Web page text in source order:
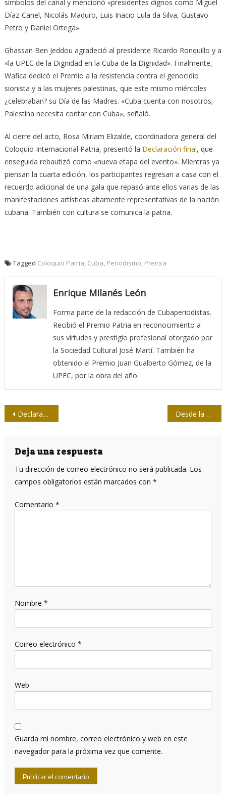
símbolos del canal y mencionó «presidentes dignos como Miguel
Díaz-Canel, Nicolás Maduro, Luis Inacio Lula da Silva, Gustavo
Petro y Daniel Ortega».
Ghassan Ben Jeddou agradeció al presidente Ricardo Ronquillo y a
«la UPEC de la Dignidad en la Cuba de la Dignidad». Finalmente,
Wafica dedicó el Premio a la resistencia contra el genocidio
sionista y a las mujeres palestinas, que este mismo miércoles
¿celebraban? su Día de las Madres. «Cuba cuenta con nosotros;
Palestina necesita contar con Cuba», señaló.
Al cierre del acto, Rosa Miriam Elizalde, coordinadora general del
Coloquio Internacional Patria, presentó la Declaración final, que
enseguida rebautizó como «nueva etapa del evento». Mientras ya
piensan la cuarta edición, los participantes regresan a casa con el
recuerdo adicional de una gala que repasó ante ellos varias de las
manifestaciones artísticas altamente representativas de la nación
cubana. También con cultura se comunica la patria.
Tagged Coloquio Patria Cuba Periodismo Prensa
Enrique Milanés León
Forma parte de la redacción de Cubaperiodistas.
Recibió el Premio Patria en reconocimiento a
sus virtudes y prestigio profesional otorgado por
la Sociedad Cultural José Martí. También ha
obtenido el Premio Juan Gualberto Gómez, de la
UPEC, por la obra del año.
Navegación
entradas
Declaración del Tercer Coloquio Internacional “Patria” Desde la Presidencia: Nuevo espacio de comunicación con Díaz-Canel
Deja una respuesta
Tu dirección de correo electrónico no será publicada. Los
campos obligatorios están marcados con *
Comentario *
Nombre *
Correo electrónico *
Web
Guarda mi nombre, correo electrónico y web en este
navegador para la próxima vez que comente.